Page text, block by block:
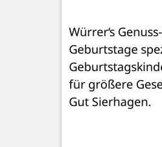
Würrer‘s
Geburtstage
für größere
Gut Sierhagen.